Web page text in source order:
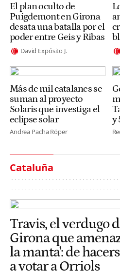
El plan oculto de
Puigdemont en Girona
desata una batalla por el
poder entre Geis y Ribas
David Expósito J.
Más de mil catalanes se
suman al proyecto
Solaris que investiga el
eclipse solar
Andrea Pacha Röper
y
Cataluña
Travis, el verdugo
Girona que
la manta': de
a votar a Orriols